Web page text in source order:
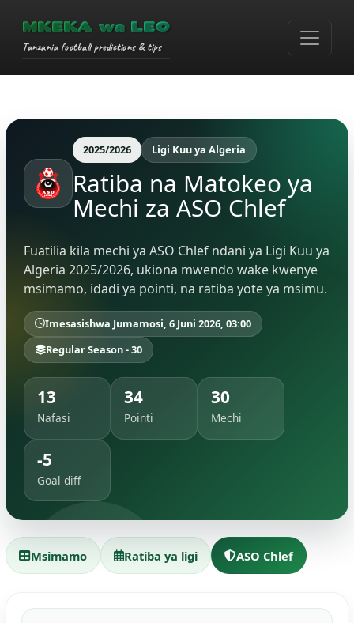
MKEKA wa LEO
Tanzania football predictions & tips
2025/2026 Ligi Kuu ya Algeria
Ratiba na Matokeo ya
Mechi za ASO Chlef
Fuatilia kila mechi ya ASO Chlef ndani ya Ligi Kuu ya
Algeria 2025/2026, ukiona mwendo wake kwenye
msimamo, idadi ya pointi, na ratiba yote ya msimu.
Imesasishwa Jumamosi, 6 Juni 2026, 03:00
Regular Season - 30
13
Nafasi
34
Pointi
30
Mechi
-5
Goal diff
Msimamo Ratiba ya ligi ASO Chlef